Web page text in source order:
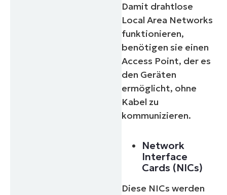
Damit drahtlose
Local Area Networks
funktionieren,
benötigen sie einen
Access Point, der es
den Geräten
ermöglicht, ohne
Kabel zu
kommunizieren.
Network
Interface
Cards (NICs)
Diese NICs werden